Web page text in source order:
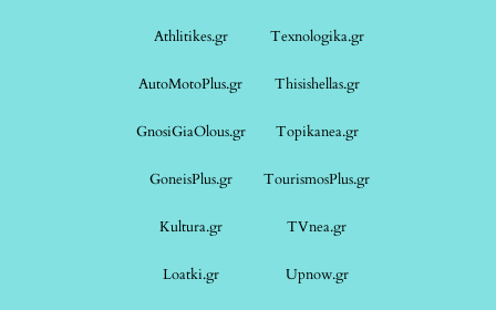
Athlitikes.gr Texnologika.gr
AutoMotoPlus.gr Thisishellas.gr
GnosiGiaOlous.gr Topikanea.gr
GoneisPlus.gr TourismosPlus.gr
Kultura.gr TVnea.gr
Loatki.gr Upnow.gr